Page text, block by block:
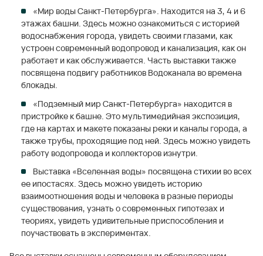
«Мир воды Санкт-Петербурга». Находится на 3, 4 и 6
этажах башни. Здесь можно ознакомиться с историей
водоснабжения города, увидеть своими глазами, как
устроен современный водопровод и канализация, как он
работает и как обслуживается. Часть выставки также
посвящена подвигу работников Водоканала во времена
блокады.
«Подземный мир Санкт-Петербурга» находится в
пристройке к башне. Это мультимедийная экспозиция,
где на картах и макете показаны реки и каналы города, а
также трубы, проходящие под ней. Здесь можно увидеть
работу водопровода и коллекторов изнутри.
Выставка «Вселенная воды» посвящена стихии во всех
ее ипостасях. Здесь можно увидеть историю
взаимоотношения воды и человека в разные периоды
существования, узнать о современных гипотезах и
теориях, увидеть удивительные приспособления и
поучаствовать в экспериментах.